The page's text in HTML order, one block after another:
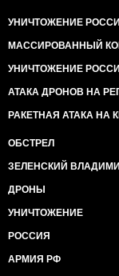
УНИЧТОЖЕНИЕ
МАССИРОВАННЫЙ
УНИЧТОЖЕНИЕ
АТАКА ДРОНОВ НА
РАКЕТНАЯ АТАКА НА
ОБСТРЕЛ
ЗЕЛЕНСКИЙ
ДРОНЫ
УНИЧТОЖЕНИЕ
РОССИЯ
АРМИЯ РФ